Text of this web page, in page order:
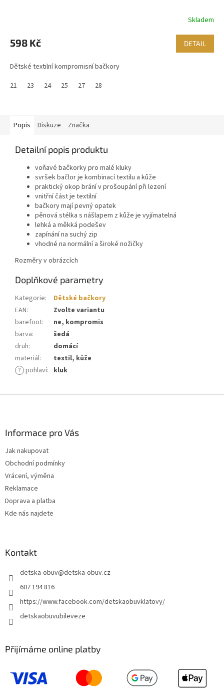
Skladem
598 Kč DETAIL
Dětské textilní kompromisní bačkory
21
23 24 25 27 28
Popis Diskuze Značka
Detailní popis produktu
voňavé bačkorky pro malé kluky
svršek bačlor je kombinací textilu a kůže
praktický okop brání v prošoupání při lezení
vnitřní část je textilní
bačkory mají pevný opatek
pěnová stélka s nášlapem z kůže je vyjímatelná
lehká a měkká podešev
zapínání na suchý zip
vhodné na normální a široké nožičky
Rozměry v obrázcích
Doplňkové parametry
Kategorie:
Dětské bačkory
EAN:
Zvolte variantu
barefoot:
ne, kompromis
barva:
šedá
druh:
domácí
materiál:
textil, kůže
? pohlaví: kluk
Informace pro Vás
Jak nakupovat
Obchodní podmínky
Vrácení, výměna
Reklamace
Doprava a platba
Kde nás najdete
Kontakt
detska-obuv@detska-obuv.cz
607 194 816
https://www.facebook.com/detskaobuvklatovy/
detskaobuvubileveze
Přijímáme online platby